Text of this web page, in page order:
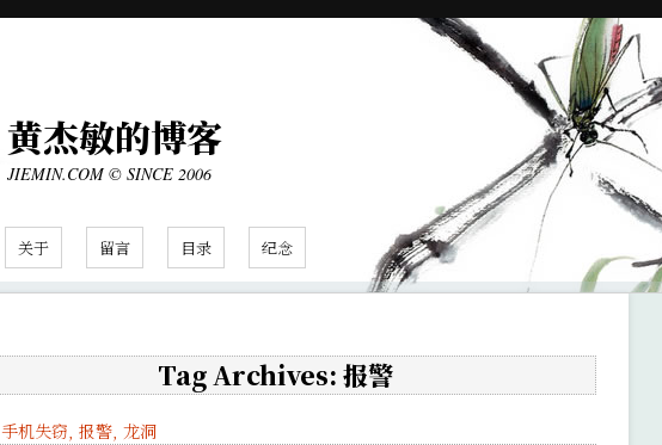
黄杰敏的博客
JIEMIN.COM © SINCE 2006
关于 留言 目录 纪念
Tag Archives: 报警
手机失窃, 报警, 龙洞